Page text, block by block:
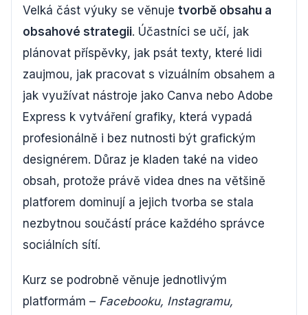
Velká část výuky se věnuje tvorbě obsahu a
obsahové strategii. Účastníci se učí, jak
plánovat příspěvky, jak psát texty, které lidi
zaujmou, jak pracovat s vizuálním obsahem a
jak využívat nástroje jako Canva nebo Adobe
Express k vytváření grafiky, která vypadá
profesionálně i bez nutnosti být grafickým
designérem. Důraz je kladen také na video
obsah, protože právě videa dnes na většině
platforem dominují a jejich tvorba se stala
nezbytnou součástí práce každého správce
sociálních sítí.
Kurz se podrobně věnuje jednotlivým
platformám – Facebooku, Instagramu,